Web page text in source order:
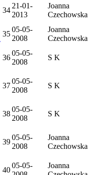
34
21-01-
2013
Joanna
Czechowska
35
05-05-
2008
Joanna
Czechowska
36
05-05-
2008
S K
37
05-05-
2008
S K
38
05-05-
2008
S K
39
05-05-
2008
Joanna
Czechowska
40
05-05-
Joanna